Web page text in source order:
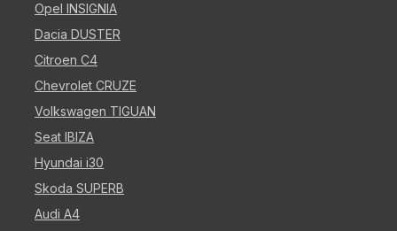
Opel INSIGNIA
Dacia DUSTER
Citroen C4
Chevrolet CRUZE
Volkswagen TIGUAN
Seat IBIZA
Hyundai i30
Skoda SUPERB
Audi A4